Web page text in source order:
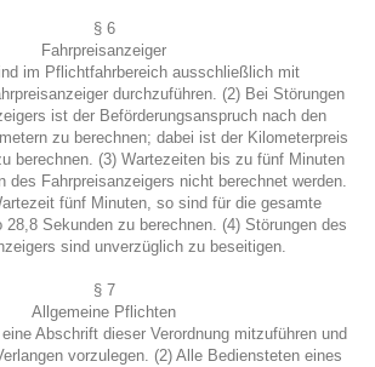
§ 6
Fahrpreisanzeiger
im Pflichtfahrbereich ausschließlich mit
durchzuführen. (2) Bei Störungen
ist der Beförderungsanspruch nach den
zu berechnen; dabei ist der Kilometerpreis
berechnen. (3) Wartezeiten bis zu fünf Minuten
des Fahrpreisanzeigers nicht berechnet werden.
fünf Minuten, so sind für die gesamte
28,8 Sekunden zu berechnen. (4) Störungen des
sind unverzüglich zu beseitigen.
§ 7
Allgemeine Pflichten
Abschrift dieser Verordnung mitzuführen und
vorzulegen. (2) Alle Bediensteten eines